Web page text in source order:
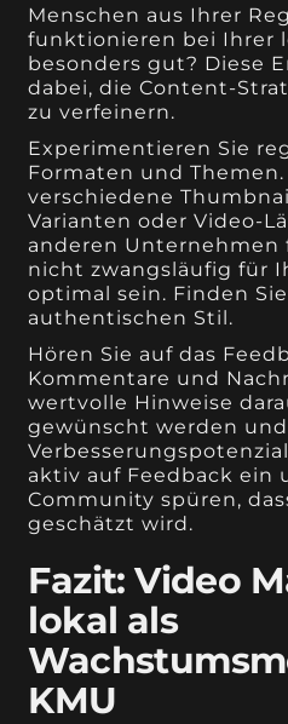
Menschen aus Ihrer
funktionieren bei Ihrer
besonders gut? Diese
dabei, die Content-
zu verfeinern.
Experimentieren Sie
Formaten und
verschiedene
Varianten oder Video-
anderen
nicht zwangsläufig für
optimal sein. Finden
authentischen Stil.
Hören Sie auf das
Kommentare und
wertvolle Hinweise
gewünscht werden
aktiv auf Feedback ein
Community spüren,
geschätzt wird.
Fazit: Video
lokal als
KMU